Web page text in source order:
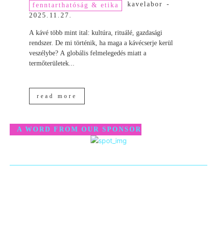
fenntarthatóság & etika kavelabor
-
2025.11.27.
A kávé több mint ital: kultúra, rituálé, gazdasági
rendszer. De mi történik, ha maga a kávécserje kerül
veszélybe? A globális felmelegedés miatt a
termőterületek...
read more
A WORD FROM OUR SPONSOR